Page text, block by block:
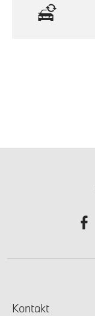
Kontakt